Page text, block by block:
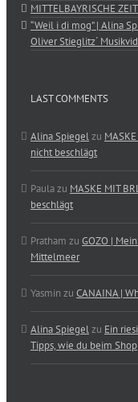
MITTELBAYRISCHE
“Weil i di mog” | Alina
Oliver Stieglitz´
LAST COMMENTS
Alina Spiegelzu
nicht beschlägt
Paulazu MASKE MIT
beschlägt
Pratham zu GOZO |
Mittelmeer
Yasmin zu CANAINA |
Alina Spiegelzu Ein
Tipps, wie du beim